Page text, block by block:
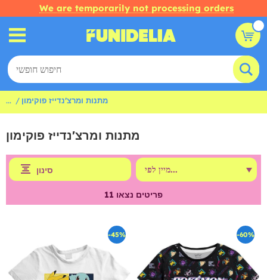
We are temporarily not processing orders
... מתנות ומרצ'נדייז פוקימון
מתנות ומרצ'נדייז פוקימון
סינון
11 פריטים נצאו
-45% -60%